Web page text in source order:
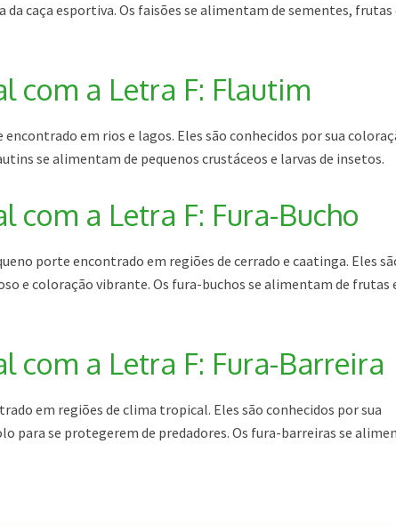
caça esportiva. Os faisões se alimentam de sementes, frutas
com a Letra F: Flautim
encontrado em rios e lagos. Eles são conhecidos por sua
se alimentam de pequenos crustáceos e larvas de insetos.
com a Letra F: Fura-Bucho
porte encontrado em regiões de cerrado e caatinga. Eles
e coloração vibrante. Os fura-buchos se alimentam de frutas
com a Letra F: Fura-Barreira
em regiões de clima tropical. Eles são conhecidos por sua
para se protegerem de predadores. Os fura-barreiras se